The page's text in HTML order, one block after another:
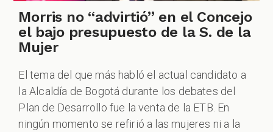
Morris no “advirtió” en el Concejo
el bajo presupuesto de la S. de la
Mujer
El tema del que más habló el actual candidato a
la Alcaldía de Bogotá durante los debates del
Plan de Desarrollo fue la venta de la ETB. En
ningún momento se refirió a las mujeres ni a la